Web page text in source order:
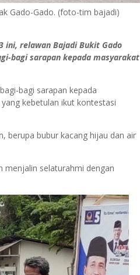
Gado-Gado. (foto-tim bajadi)
ini, relawan Bajadi Bukit Gado
bagi sarapan kepada masyarakat
bagi sarapan kepada
kebetulan ikut kontestasi
berupa bubur kacang hijau dan air
menjalin selaturahmi dengan